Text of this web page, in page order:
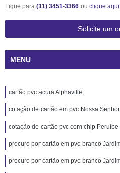
Ligue para (11) 3451-3366 ou clique aqui
Solicite um
MENU
cartão pvc acura Alphaville
cotação de cartão em pvc Nossa
cotação de cartão pvc com chip Peruíbe
procuro por cartão em pvc branco
procuro por cartão em pvc branco